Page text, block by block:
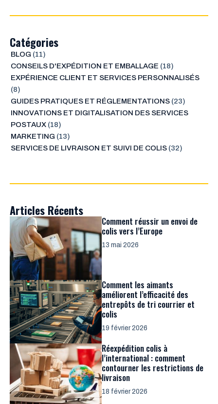
Catégories
BLOG (11)
CONSEILS D'EXPÉDITION ET EMBALLAGE (18)
EXPÉRIENCE CLIENT ET SERVICES PERSONNALISÉS
(8)
GUIDES PRATIQUES ET RÉGLEMENTATIONS(23)
INNOVATIONS ET DIGITALISATION DES SERVICES
POSTAUX(18)
MARKETING (13)
SERVICES DE LIVRAISON ET SUIVI DE COLIS(32)
Articles Récents
Comment réussir un envoi de
colis vers l’Europe
13 mai 2026
Comment les aimants
améliorent l’efficacité des
entrepôts de tri courrier et
colis
19 février 2026
Réexpédition colis à
l’international : comment
contourner les restrictions de
livraison
18 février 2026